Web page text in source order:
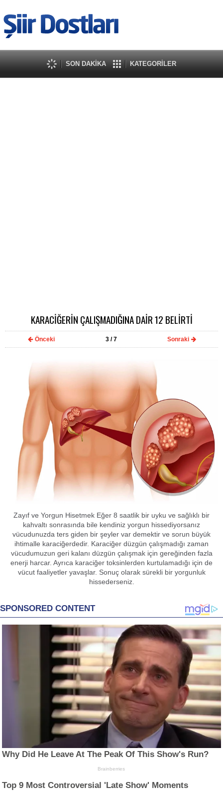
SON DAKİKA KATEGORİLER
KARACİĞERİN ÇALIŞMADIĞINA DAİR 12 BELİRTİ
Önceki 3 / 7 Sonraki
Zayıf ve Yorgun Hisetmek Eğer 8 saatlik bir uyku ve sağlıklı bir
kahvaltı sonrasında bile kendiniz yorgun hissediyorsanız
vücudunuzda ters giden bir şeyler var demektir ve sorun büyük
ihtimalle karaciğerdedir. Karaciğer düzgün çalışmadığı zaman
vücudumuzun geri kalanı düzgün çalışmak için gereğinden fazla
enerji harcar. Ayrıca karaciğer toksinlerden kurtulamadığı için de
vücut faaliyetler yavaşlar. Sonuç olarak sürekli bir yorgunluk
hissederseniz.